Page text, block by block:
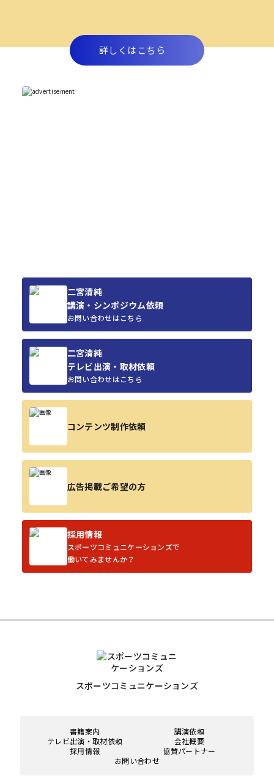
詳しくはこちら
二宮清純
講演・シンポジウム依頼
お問い合わせはこちら
二宮清純
テレビ出演・取材依頼
お問い合わせはこちら
コンテンツ制作依頼
広告掲載ご希望の方
採用情報
スポーツコミュニケーションズで
働いてみませんか？
スポーツコミュニケーションズ
書籍案内
講演依頼
テレビ出演・取材依頼
会社概要
採用情報
協賛パートナー
お問い合わせ